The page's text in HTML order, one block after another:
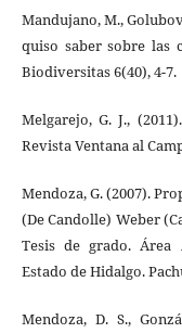
Mandujano, M.,
quiso saber sobre las
Biodiversitas 6(40), 4-7.
Melgarejo, G. J.,
Revista Ventana al
Mendoza, G. (2007).
(De Candolle) Weber
Tesis de grado. Área
Estado de Hidalgo.
Mendoza, D. S.,